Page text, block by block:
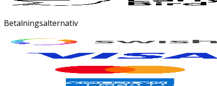
Betalningsalternativ